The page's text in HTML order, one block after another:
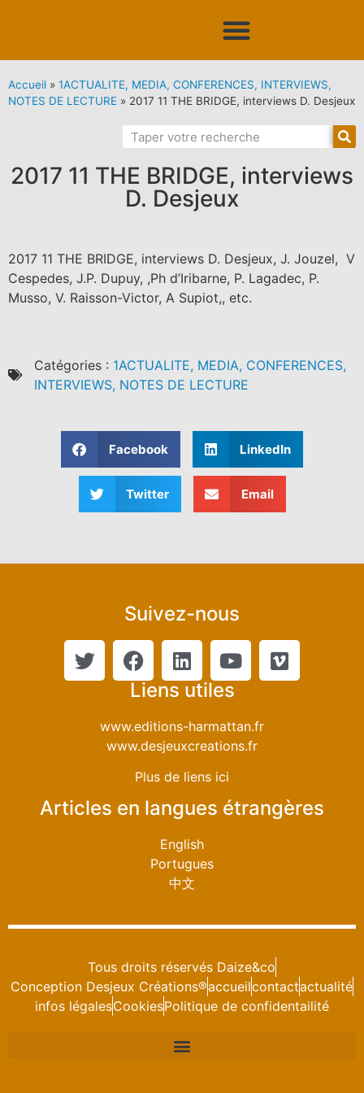
Accueil » 1ACTUALITE, MEDIA, CONFERENCES, INTERVIEWS,
NOTES DE LECTURE » 2017 11 THE BRIDGE, interviews D. Desjeux
2017 11 THE BRIDGE, interviews
D. Desjeux
2017 11 THE BRIDGE, interviews D. Desjeux, J. Jouzel, V
Cespedes, J.P. Dupuy, ,Ph d’Iribarne, P. Lagadec, P.
Musso, V. Raisson-Victor, A Supiot,, etc.
Catégories : 1ACTUALITE, MEDIA, CONFERENCES,
INTERVIEWS, NOTES DE LECTURE
Facebook LinkedIn
Twitter Email
Suivez-nous
Liens utiles
www.editions-harmattan.fr
www.desjeuxcreations.fr
Plus de liens ici
Articles en langues étrangères
English
Portugues
中文
Tous droits réservés Daize&co
Conception Desjeux Créations®accueilcontactactualité
infos légalesCookiesPolitique de confidentailité